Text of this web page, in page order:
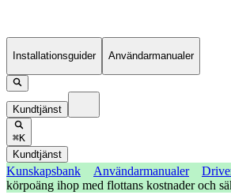
Installationsguider Användarmanualer
Kundtjänst
⌘K
Kundtjänst
Kunskapsbank Användarmanualer
körpoäng ihop med flottans kostnader och